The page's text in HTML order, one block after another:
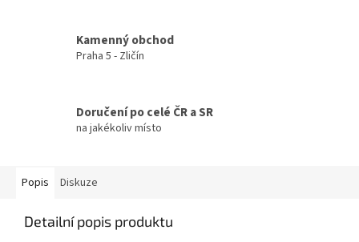
Kamenný obchod
Praha 5 - Zličín
Doručení po celé ČR a SR
na jakékoliv místo
Popis Diskuze
Detailní popis produktu